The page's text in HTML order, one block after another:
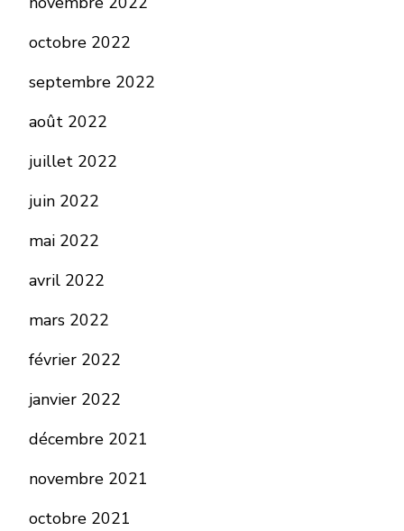
octobre 2022
septembre 2022
août 2022
juillet 2022
juin 2022
mai 2022
avril 2022
mars 2022
février 2022
janvier 2022
décembre 2021
novembre 2021
octobre 2021